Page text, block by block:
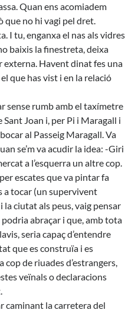
Quan ens acomiadem
que no hi vagi pel dret.
I tu, enganxa el nas als vidres
baixis la finestreta, deixa
Havent dinat fes una
que has vist i en la relació
sense rumb amb el taxímetre
Sant Joan i, per Pi i Maragall i
al Passeig Maragall. Va
se’m va acudir la idea: -Giri
a l’esquerra un altre cop.
escates que va pintar fa
a tocar (un supervivent
la ciutat als peus, vaig pensar
abraçar i que, amb tota
seria capaç d’entendre
que es construïa i es
de riuades d’estrangers,
veïnals o declaracions
caminant la carretera del